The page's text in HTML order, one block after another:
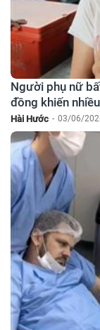
Người phụ nữ
đồng khiến
Hài Hước - 03/06/